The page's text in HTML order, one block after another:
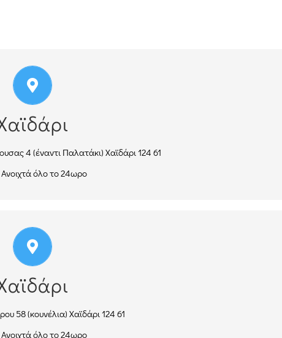
4 (έναντι Παλατάκι) Χαϊδάρι 124 61
όλο το 24ωρο
Τηλ.:Κέντρο:
15 386
Τηλ.:Οικία:
53 14 998
57 60 724
Κιν.:
ΟΔΗΓΊΕΣ
58 (κουνέλια) Χαϊδάρι 124 61
όλο το 24ωρο
Τηλ.:Κέντρο:
15 386
Τηλ.:Οικία:
53 14 998
57 60 724
Κιν.: